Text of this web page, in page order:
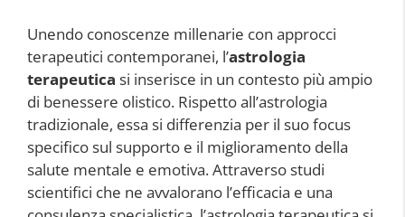
Unendo conoscenze millenarie con approcci
terapeutici contemporanei, l’astrologia
terapeutica si inserisce in un contesto più ampio
di benessere olistico. Rispetto all’astrologia
tradizionale, essa si differenzia per il suo focus
specifico sul supporto e il miglioramento della
salute mentale e emotiva. Attraverso studi
scientifici che ne avvalorano l’efficacia e una